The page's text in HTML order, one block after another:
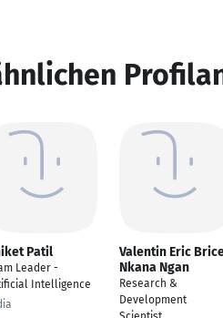
Patil
Leader -
Intelligence
Valentin Eric
Nkana Ngan
Research &
Development